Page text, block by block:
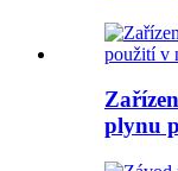
plynu